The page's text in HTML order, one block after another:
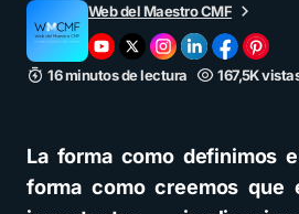
Web del Maestro CMF
16 minutos de lectura 167,5K
La forma como definimos
forma como creemos que